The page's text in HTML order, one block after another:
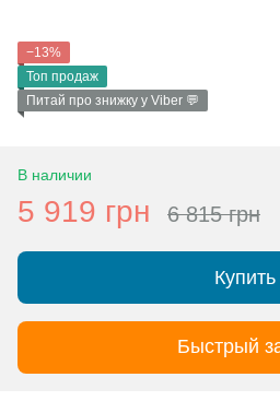
−13%
Топ продаж
Питай про знижку у Viber 💬
В наличии
5 919 грн 6 815 грн
Купить
Быстрый